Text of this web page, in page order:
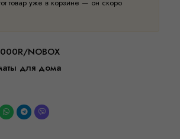
товар уже в корзине — он скоро
NOBOX
для дома